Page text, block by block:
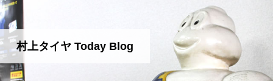
村上タイヤ Today Blog